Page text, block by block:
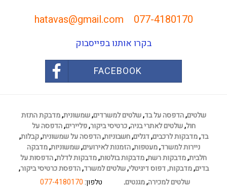
077-4180170
hatavas@gmail.com
בקרו אותנו בפייסבוק
FACEBOOK
שלטים,הדפסה על בד,שלטים למשרדים,שמשונית,מדבקת התזת
חול,שלטים לאתרי בניה,כרטיסי ביקור,פליירים,הדפסה על
בד,מדבקות לרכבים,דגלים,חשבוניות,הדפסה על שמשונית,קבלות,
ניירות למשרד,מעטפות,הזמנות לאירועים,שמשוניות,מדבקה
חלבית,מדבקות רשת,מדבקות בולטות,מדבקות לדלת,הדפסות על
בדים,מדבקות,דפוס דיגיטלי,שלטים למשרד,הדפסת כרטיסי ביקור,
שלטים למכירה,מגנטים. טלפון:077-4180170